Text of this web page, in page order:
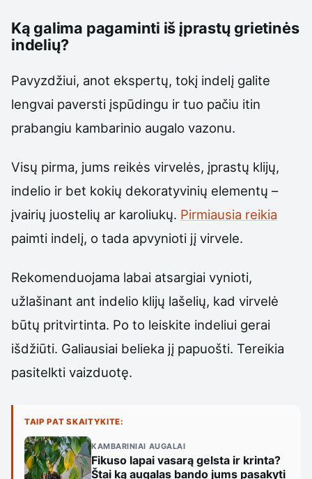
Ką galima pagaminti iš įprastų grietinės
indelių?
Pavyzdžiui, anot ekspertų, tokį indelį galite
lengvai paversti įspūdingu ir tuo pačiu itin
prabangiu kambarinio augalo vazonu.
Visų pirma, jums reikės virvelės, įprastų klijų,
indelio ir bet kokių dekoratyvinių elementų –
įvairių juostelių ar karoliukų. Pirmiausia reikia
paimti indelį, o tada apvynioti jį virvele.
Rekomenduojama labai atsargiai vynioti,
užlašinant ant indelio klijų lašelių, kad virvelė
būtų pritvirtinta. Po to leiskite indeliui gerai
išdžiūti. Galiausiai belieka jį papuošti. Tereikia
pasitelkti vaizduotę.
TAIP PAT SKAITYKITE:
KAMBARINIAI AUGALAI
Fikuso lapai vasarą gelsta ir krinta?
Štai ką augalas bando jums pasakyti